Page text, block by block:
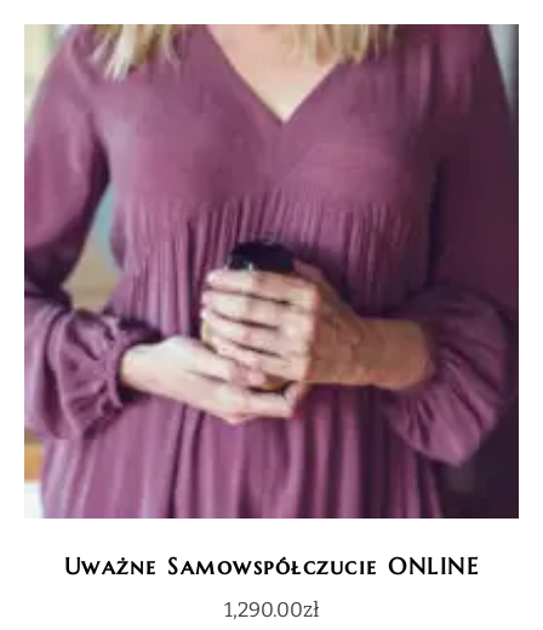
Uważne Samowspółczucie ONLINE
1,290.00zł